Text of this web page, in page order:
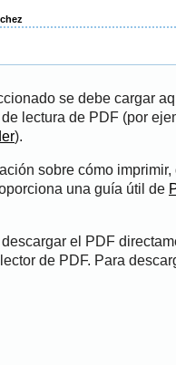
se debe cargar
lectura de PDF (por
).
sobre cómo
una guía útil de
el PDF
de PDF. Para